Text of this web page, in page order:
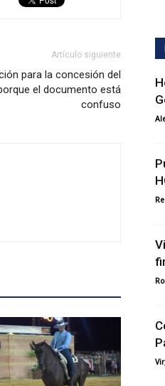
Artículo siguiente
para la concesión del
el documento está
confuso